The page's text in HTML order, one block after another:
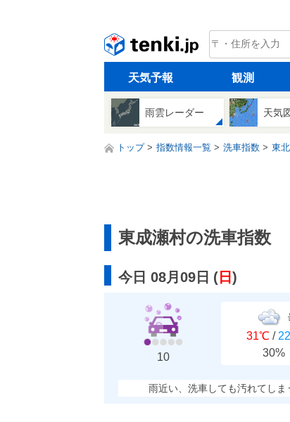
tenki.jp
天気予報 観測
雨雲レーダー 天気
トップ 指数情報一覧 洗車指数 東
東成瀬村の洗車指数
今日 08月09日 ( 日 )
10
31℃ /
30%
雨近い、洗車しても汚れてしま